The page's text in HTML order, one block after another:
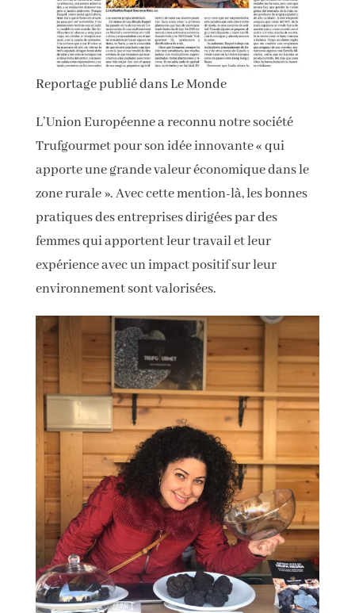
Reportage publié dans Le Monde
L’Union Européenne a reconnu notre société
Trufgourmet pour son idée innovante « qui
apporte une grande valeur économique dans le
zone rurale ». Avec cette mention-là, les bonnes
pratiques des entreprises dirigées par des
femmes qui apportent leur travail et leur
expérience avec un impact positif sur leur
environnement sont valorisées.